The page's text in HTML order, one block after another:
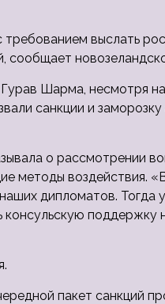
выслать
сообщает
Шарма, несмотря
санкции и
о рассмотрении
методы воздействия.
дипломатов. Тогда
консульскую
пакет санкций